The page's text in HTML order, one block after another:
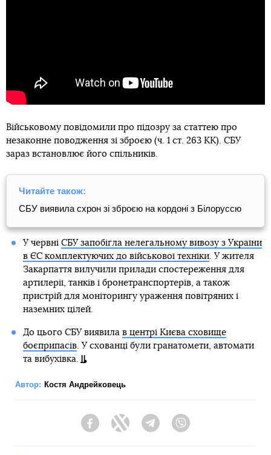
Військовому повідомили про підозру за статтею про
незаконне поводження зі зброєю (ч. 1 ст. 263 КК). СБУ
зараз встановлює його спільників.
Читайте також:
СБУ виявила схрон зі зброєю на кордоні з Білоруссю
У червні СБУ запобігла нелегальному вивозу з України
в ЄС комплектуючих до військової техніки. У жителя
Закарпаття вилучили прилади спостереження для
артилерії, танків і бронетранспортерів, а також
пристрій для моніторингу ураження повітряних і
наземних цілей.
До цього СБУ виявила в центрі Києва сховище
боєприпасів. У схованці були гранатомети, автомати
та вибухівка.
Автор: Костя Андрейковець
FacebookTwitter Telegram